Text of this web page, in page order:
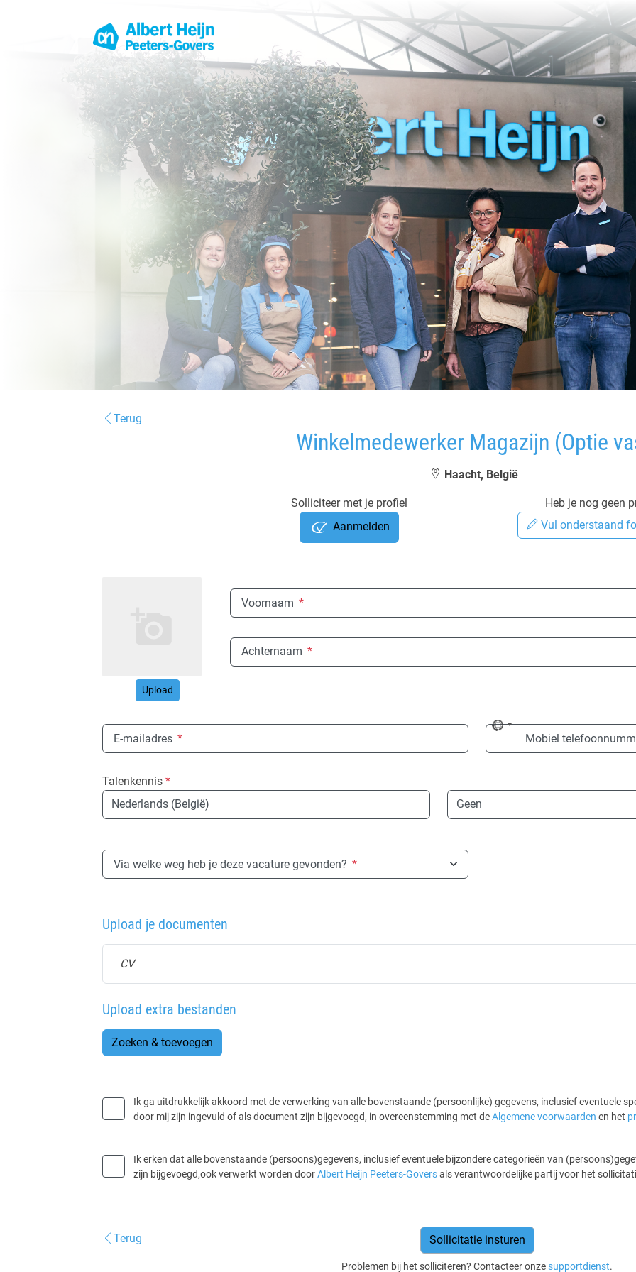
Terug
Winkelmedewerker Magazijn (Optie
Haacht, België
Solliciteer met je profiel
Aanmelden
Heb je nog geen
Vul onderstaand
Upload
Voornaam *
Achternaam *
E-mailadres *
No
countryMobiel
Talenkennis *
Taal
Taal
Via welke weg heb je deze vacature gevonden? *
Upload je documenten
CV
Upload extra bestanden
Zoeken & toevoegen
Ik ga uitdrukkelijk akkoord met de verwerking van alle bovenstaande (persoonlijke) gegevens, inclusief eventuele
door mij zijn ingevuld of als document zijn bijgevoegd, in overeenstemming met deAlgemene voorwaarden en het
Ik erken dat alle bovenstaande (persoons)gegevens, inclusief eventuele bijzondere categorieën van
zijn bijgevoegd,ook verwerkt worden doorAlbert Heijn Peeters-Goversals verantwoordelijke partij voor het
Terug
Problemen bij het solliciteren? Contacteer onzesupportdienst.